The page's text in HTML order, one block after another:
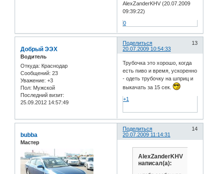
AlexZanderKHV (20.07.2009
09:39:22)
0
Поделиться
13
20.07.2009 10:54:33
Добрый ЭЭХ
Водитель
Откуда: Краснодар
Сообщений: 23
Уважение: +3
Пол: Мужской
Последний визит:
25.09.2012 14:57:49
Трубочка это хорошо, когда
есть пиво и время, ускоренно
- одеть трубочку на шприц и
выкачать за 15 сек.
+1
Поделиться
14
20.07.2009 11:14:31
bubba
Мастер
AlexZanderKHV
написал(а):